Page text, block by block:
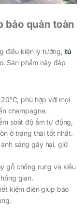
bảo quản toàn
điều kiện lý tưởng, tủ
Sản phẩm này đáp
phù hợp với mọi
champagne.
soát độ ẩm tự động,
ở trạng thái tốt nhất.
sáng gây hại, giữ
gỗ chống rung và kiểu
gian.
kiệm điện giúp bảo